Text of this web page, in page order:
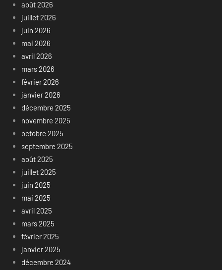
août 2026
juillet 2026
juin 2026
mai 2026
avril 2026
mars 2026
février 2026
janvier 2026
décembre 2025
novembre 2025
octobre 2025
septembre 2025
août 2025
juillet 2025
juin 2025
mai 2025
avril 2025
mars 2025
février 2025
janvier 2025
décembre 2024